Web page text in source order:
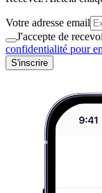
Votre adresse email
J'accepte de
confidentialité pour
S'inscrire